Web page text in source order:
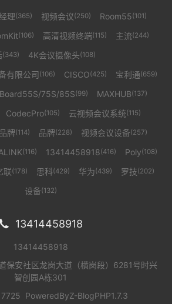
理(365) 视频会议(250) Room55(101)
(106) 高清视频终端(115) 主流(244)
(343) 4K会议摄像头(108)
有限公司(106) CISCO(425) 宝利通(659)
Board55S/75S/85S(99) MAXHUB(137)
CodecPro(105) 云视频会议系统(115)
牌(114) 品牌(228) 视频会议设备(257)
(116) 13414458918(416) Poly(108)
联(178) 思科(429) 华为(439) 罗技(202)
设备(132)
 13414458918
13414458918
保安社区龙岗大道（横岗段）6281号时兴
智创园A栋301
PoweredByZ-BlogPHP1.7.3